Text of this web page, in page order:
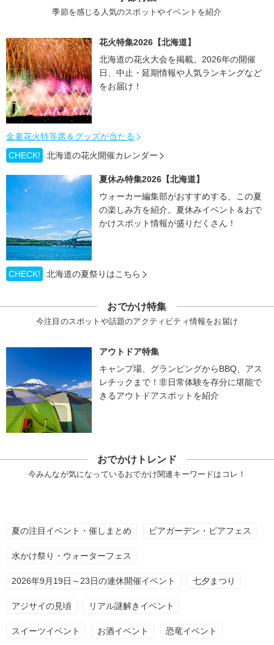
季節を感じる人気のスポットやイベントを紹介
花火特集2026【北海道】
北海道の花火大会を掲載。2026年の開催
日、中止・延期情報や人気ランキングなど
をお届け！
金麦花火特等席＆グッズが当たる
CHECK!
北海道の花火開催カレンダー
夏休み特集2026【北海道】
ウォーカー編集部がおすすめする、この夏
の楽しみ方を紹介。夏休みイベント＆おで
かけスポット情報が盛りだくさん！
CHECK! 北海道の夏祭りはこちら
おでかけ特集
今注目のスポットや話題のアクティビティ情報をお届け
アウトドア特集
キャンプ場、グランピングからBBQ、アス
レチックまで！非日常体験を存分に堪能で
きるアウトドアスポットを紹介
おでかけトレンド
今みんなが気になっているおでかけ関連キーワードはコレ！
夏の注目イベント・催しまとめ ビアガーデン・ビアフェス
水かけ祭り・ウォーターフェス
2026年9月19日～23日の連休開催イベント 七夕まつり
アジサイの見頃 リアル謎解きイベント
スイーツイベント お酒イベント 恐竜イベント